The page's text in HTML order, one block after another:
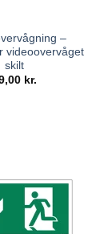
–
videoovervåget
skilt
kr.